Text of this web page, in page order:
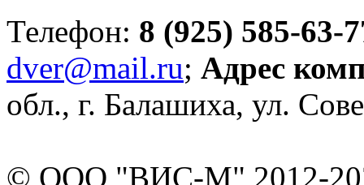
Телефон: 8 (925) 585-63-
dver@mail.ru; Адрес
обл., г. Балашиха, ул.
© ООО "ВИС-М" 2012-